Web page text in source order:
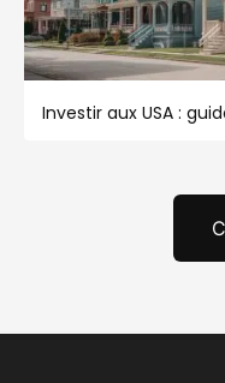
Investir aux USA :